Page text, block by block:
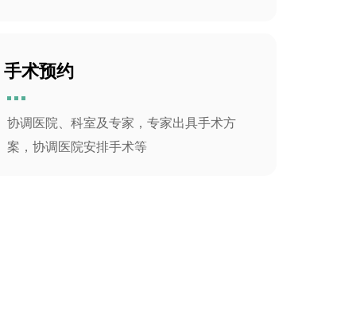
手术预约
协调医院、科室及专家，专家出具手术方
案，协调医院安排手术等